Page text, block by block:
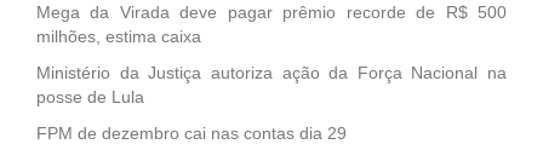
Mega da Virada deve pagar prêmio recorde de R$ 500
milhões, estima caixa
Ministério da Justiça autoriza ação da Força Nacional na
posse de Lula
FPM de dezembro cai nas contas dia 29